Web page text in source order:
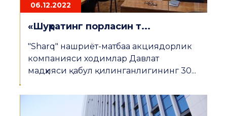
06.12.2022
«Шуҳратинг порласин т...
"Sharq" нашриёт-матбаа акциядорлик
компанияси ходимлар Давлат
мадҳияси қабул қилинганлигининг 30...